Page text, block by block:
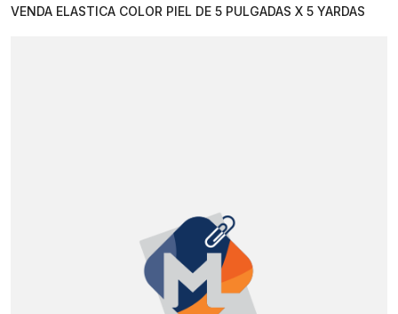
VENDA ELASTICA COLOR PIEL DE 5 PULGADAS X 5 YARDAS